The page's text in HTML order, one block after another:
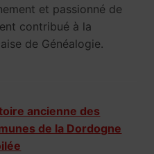
et passionné de
contribué à la
de Généalogie.
ancienne des
de la Dordogne